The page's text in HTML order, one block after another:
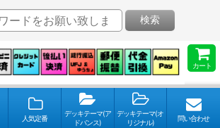
カート
検索
人気定番
デッキテーマ(ア
ドバンス)
デッキテーマ(オ
リジナル)
問い合わせ